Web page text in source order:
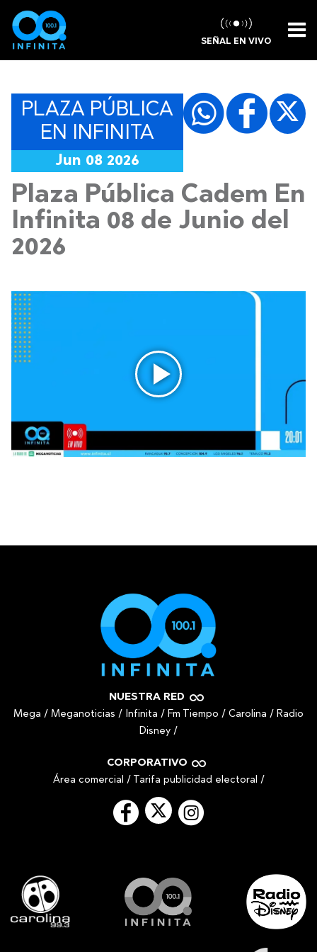
SEÑAL EN VIVO
PLAZA PÚBLICA
EN INFINITA
Jun 08 2026
Plaza Pública Cadem En
Infinita 08 de Junio del
2026
NUESTRA RED
Mega / Meganoticias / Infinita / Fm Tiempo / Carolina / Radio
Disney /
CORPORATIVO
Área comercial / Tarifa publicidad electoral /